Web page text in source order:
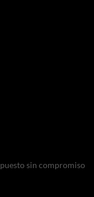
sin compromiso